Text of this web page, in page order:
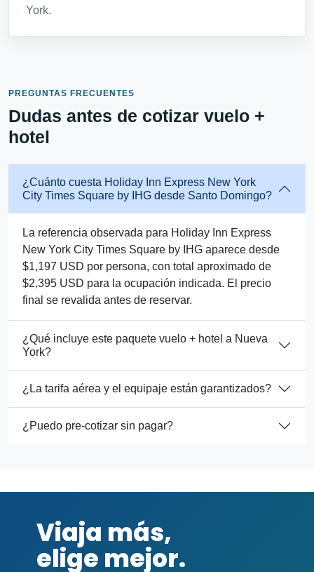
York.
PREGUNTAS FRECUENTES
Dudas antes de cotizar vuelo +
hotel
¿Cuánto cuesta Holiday Inn Express New York
City Times Square by IHG desde Santo Domingo?
La referencia observada para Holiday Inn Express
New York City Times Square by IHG aparece desde
$1,197 USD por persona, con total aproximado de
$2,395 USD para la ocupación indicada. El precio
final se revalida antes de reservar.
¿Qué incluye este paquete vuelo + hotel a Nueva
York?
¿La tarifa aérea y el equipaje están garantizados?
¿Puedo pre-cotizar sin pagar?
Viaja más,
elige mejor.